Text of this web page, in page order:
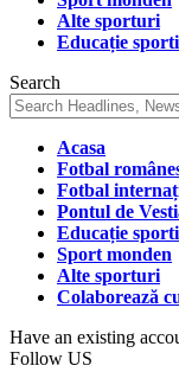
Alte sporturi
Educație
Search
Acasa
Fotbal
Fotbal
Pontul de
Educație
Sport monden
Alte sporturi
Colaborează
Have an existing
Follow US